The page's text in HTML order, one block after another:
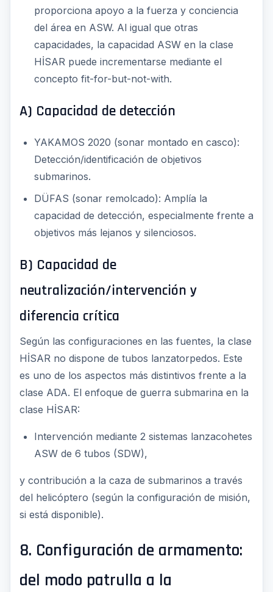
proporciona apoyo a la fuerza y conciencia
del área en ASW. Al igual que otras
capacidades, la capacidad ASW en la clase
HİSAR puede incrementarse mediante el
concepto fit-for-but-not-with.
A) Capacidad de detección
YAKAMOS 2020 (sonar montado en casco):
Detección/identificación de objetivos
submarinos.
DÜFAS (sonar remolcado): Amplía la
capacidad de detección, especialmente frente a
objetivos más lejanos y silenciosos.
B) Capacidad de
neutralización/intervención y
diferencia crítica
Según las configuraciones en las fuentes, la clase
HİSAR no dispone de tubos lanzatorpedos. Este
es uno de los aspectos más distintivos frente a la
clase ADA. El enfoque de guerra submarina en la
clase HİSAR:
Intervención mediante 2 sistemas lanzacohetes
ASW de 6 tubos (SDW),
y contribución a la caza de submarinos a través
del helicóptero (según la configuración de misión,
si está disponible).
8. Configuración de armamento:
del modo patrulla a la